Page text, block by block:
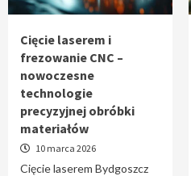
5
powstają
Cięcie laserem i
frezowanie CNC –
nowoczesne
technologie
precyzyjnej obróbki
materiałów
10 marca 2026
Cięcie laserem Bydgoszcz